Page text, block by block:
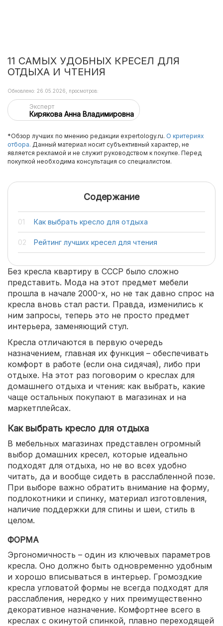
11 САМЫХ УДОБНЫХ КРЕСЕЛ ДЛЯ
ОТДЫХА И ЧТЕНИЯ
Эксперт
Кирякова Анна Владимировна
Обновлено: 26.05.2026, просмотров:
*Обзор лучших по мнению редакции expertology.ru. О критериях
отбора. Данный материал носит субъективный характер, не
является рекламой и не служит руководством к покупке. Перед
покупкой необходима консультация со специалистом.
Содержание
Как выбрать кресло для отдыха
Рейтинг лучших кресел для чтения
Без кресла квартиру в СССР было сложно
представить. Мода на этот предмет мебели
прошла в начале 2000-х, но не так давно спрос на
кресла вновь стал расти. Правда, изменились к
ним запросы, теперь это не просто предмет
интерьера, заменяющий стул.
Кресла отличаются в первую очередь
назначением, главная их функция – обеспечивать
комфорт в работе (если она сидячая), либо при
отдыхе. На этот раз поговорим о креслах для
домашнего отдыха и чтения: как выбрать, какие
чаще остальных покупают в магазинах и на
маркетплейсах.
Как выбрать кресло для отдыха
В мебельных магазинах представлен огромный
выбор домашних кресел, которые идеально
подходят для отдыха, но не во всех удобно
читать, да и вообще сидеть в расслабленной позе.
При выборе важно обратить внимание на форму,
подлокотники и спинку, материал изготовления,
наличие поддержки для спины и шеи, стиль в
целом.
ФОРМА
Эргономичность – один из ключевых параметров
кресла. Оно должно быть одновременно удобным
и хорошо вписываться в интерьер. Громоздкие
кресла угловатой формы не всегда подходят для
расслабления, нередко у них преимущественно
декоративное назначение. Комфортнее всего в
креслах с окинутой спинкой, плавно переходящей